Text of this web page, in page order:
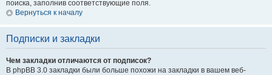
поиска, заполнив соответствующие поля.
Вернуться к началу
Подписки и закладки
Чем закладки отличаются от подписок?
В phpBB 3.0 закладки были больше похожи на закладки в вашем веб-